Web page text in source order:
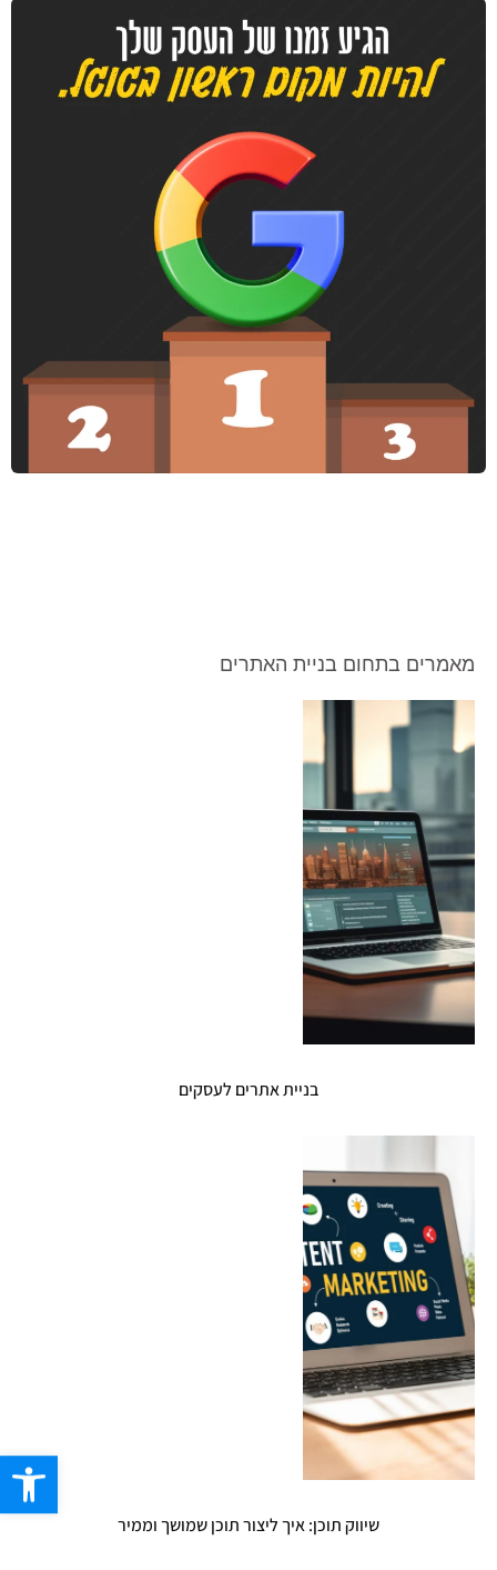
פתח
מאמרים בתחום בניית האתרים
בניית אתרים לעסקים
שיווק תוכן: איך ליצור תוכן שמושך וממיר